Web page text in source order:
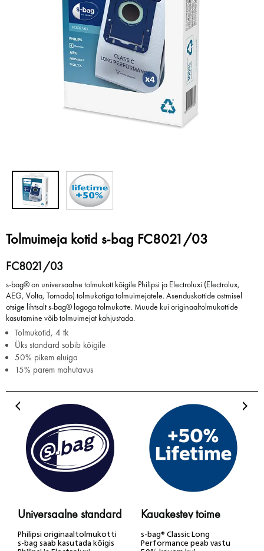
Tolmuimeja kotid s-bag FC8021/03
FC8021/03
s-bag® on universaalne tolmukott kõigile Philipsi ja Electroluxi (Electrolux,
AEG, Volta, Tornado) tolmukotiga tolmuimejatele. Asenduskottide ostmisel
otsige lihtsalt s-bag® logoga tolmukotte. Muude kui originaaltolmukottide
kasutamine võib tolmuimejat kahjustada.
Tolmukotid, 4 tk
Üks standard sobib kõigile
50% pikem eluiga
15% parem mahutavus
Universaalne standard
Philipsi originaaltolmukotti
s-bag saab kasutada kõigis
Kauakestev toime
s-bag® Classic Long
Performance peab vastu